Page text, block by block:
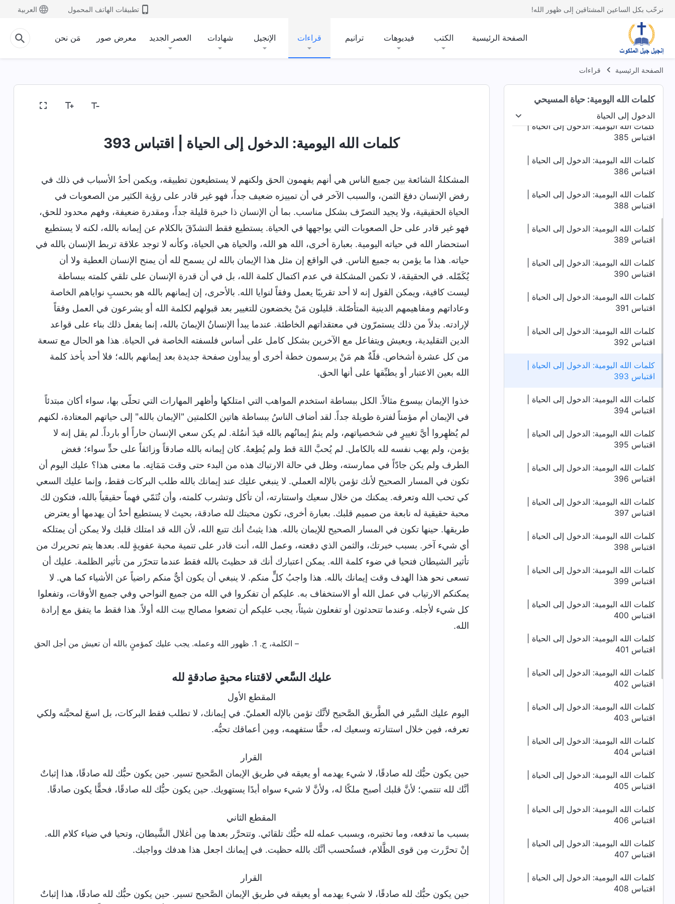
نرحّب بكل الساعين المشتاقين إلى ظهور الله! تطبيقات الهاتف المحمول العربية
الصفحة الرئيسية الكتب فيديوهات ترانيم قراءات الإنجيل شهادات العصر الجديد معرض صور مَن نحن
الصفحة الرئيسية قراءات
كلمات الله اليومية: حياة المسيحي
الدخول إلى الحياة
البشرية الدخول إلى الحياة الغايات والعواقب
كلمات الله اليومية: الدخول إلى الحياة |
اقتباس 382
اقتباس 383
اقتباس 384
كلمات الله اليومية: الدخول إلى الحياة |
اقتباس 385
كلمات الله اليومية: الدخول إلى الحياة |
اقتباس 386
كلمات الله اليومية: الدخول إلى الحياة |
اقتباس 388
كلمات الله اليومية: الدخول إلى الحياة |
اقتباس 389
كلمات الله اليومية: الدخول إلى الحياة |
اقتباس 390
كلمات الله اليومية: الدخول إلى الحياة |
اقتباس 391
كلمات الله اليومية: الدخول إلى الحياة |
اقتباس 392
كلمات الله اليومية: الدخول إلى الحياة |
اقتباس 393
كلمات الله اليومية: الدخول إلى الحياة |
اقتباس 394
كلمات الله اليومية: الدخول إلى الحياة |
اقتباس 395
كلمات الله اليومية: الدخول إلى الحياة |
اقتباس 396
كلمات الله اليومية: الدخول إلى الحياة |
اقتباس 397
كلمات الله اليومية: الدخول إلى الحياة |
اقتباس 398
كلمات الله اليومية: الدخول إلى الحياة |
اقتباس 399
كلمات الله اليومية: الدخول إلى الحياة |
اقتباس 400
كلمات الله اليومية: الدخول إلى الحياة |
اقتباس 401
كلمات الله اليومية: الدخول إلى الحياة |
اقتباس 402
كلمات الله اليومية: الدخول إلى الحياة |
اقتباس 403
كلمات الله اليومية: الدخول إلى الحياة |
اقتباس 404
كلمات الله اليومية: الدخول إلى الحياة |
اقتباس 405
كلمات الله اليومية: الدخول إلى الحياة |
اقتباس 406
كلمات الله اليومية: الدخول إلى الحياة |
اقتباس 407
كلمات الله اليومية: الدخول إلى الحياة |
اقتباس 408
كلمات الله اليومية: الدخول إلى الحياة | اقتباس 393
المشكلةُ الشائعة بين جميع الناس هي أنهم يفهمون الحق ولكنهم لا يستطيعون تطبيقه، ويكمن أحدُ الأسباب في ذلك في
رفض الإنسان دفعَ الثمن، والسبب الآخر في أن تمييزه ضعيف جداً، فهو غير قادر على رؤية الكثير من الصعوبات في
الحياة الحقيقية، ولا يجيد التصرّف بشكل مناسب. بما أن الإنسان ذا خبرة قليلة جداً، ومقدرة ضعيفة، وفهم محدود للحق،
فهو غير قادر على حل الصعوبات التي يواجهها في الحياة. يستطيع فقط التشدّقَ بالكلام عن إيمانه بالله، لكنه لا يستطيع
استحضار الله في حياته اليومية. بعبارة أخرى، الله هو الله، والحياة هي الحياة، وكأنه لا توجد علاقة تربط الإنسان بالله في
حياته. هذا ما يؤمن به جميع الناس. في الواقع إن مثل هذا الإيمان بالله لن يسمح لله أن يمنح الإنسان العطية ولا أن
يُكَمّله. في الحقيقة، لا تكمن المشكلة في عدم اكتمال كلمة الله، بل في أن قدرة الإنسان على تلقي كلمته ببساطة
ليست كافية، ويمكن القول إنه لا أحد تقريبًا يعمل وفقاً لنوايا الله. بالأحرى، إن إيمانهم بالله هو بحسبِ نواياهم الخاصة
وعاداتهم ومفاهيمهم الدينية المتأصّلة. قليلون مَنْ يخضعون للتغيير بعد قبولهم لكلمة الله أو يشرعون في العمل وفقاً
لإرادته. بدلاً من ذلك يستمرّون في معتقداتهم الخاطئة. عندما يبدأ الإنسانُ الإيمانَ بالله، إنما يفعل ذلك بناء على قواعد
الدين التقليدية، ويعيش ويتفاعل مع الآخرين بشكل كامل على أساس فلسفته الخاصة في الحياة. هذا هو الحال مع تسعة
من كل عشرة أشخاص. قلّةٌ هم مَنْ يرسمون خطة أخرى أو يبدأون صفحة جديدة بعد إيمانهم بالله؛ فلا أحد يأخذ كلمة
الله بعين الاعتبار أو يطبِّقها على أنها الحق.
خذوا الإيمان بيسوع مثالاً. الكل ببساطة استخدم المواهب التي امتلكها وأظهر المهارات التي تحلّى بها، سواء أكان مبتدئاً
في الإيمان أم مؤمناً لفترة طويلة جداً. لقد أضاف الناسُ ببساطة هاتين الكلمتين "الإيمان بالله" إلى حياتهم المعتادة، لكنهم
لم يُظهِروا أيَّ تغييرٍ في شخصياتهم، ولم ينمُ إيمانُهم بالله قيدَ أنمُلة. لم يكن سعي الإنسان حاراً أو بارداً. لم يقل إنه لا
يؤمن، ولم يهب نفسه لله بالكامل. لم يُحبَّ اللهَ قط ولم يُطِعهُ. كان إيمانه بالله صادقاً وزائفاً على حدٍّ سواء؛ فغض
الطرف ولم يكن جادّاً في ممارسته، وظل في حالة الارتباك هذه من البدء حتى وقت مَمَاتِه. ما معنى هذا؟ عليك اليوم أن
تكون في المسار الصحيح لأنك تؤمن بالإله العملي. لا ينبغي عليك عند إيمانك بالله طلب البركات فقط، وإنما عليك السعي
كي تحب الله وتعرفه. يمكنك من خلال سعيك واستنارته، أن تأكل وتشرب كلمته، وأن تُنَمّي فهماً حقيقياً بالله، فتكون لك
محبة حقيقية له نابعة من صميم قلبك. بعبارة أخرى، تكون محبتك لله صادقة، بحيث لا يستطيع أحدٌ أن يهدمها أو يعترض
طريقها. حينها تكون في المسار الصحيح للإيمان بالله. هذا يثبتُ أنك تتبع الله، لأن الله قد امتلك قلبك ولا يمكن أن يمتلكه
أي شيء آخر. بسبب خبرتك، والثمن الذي دفعته، وعمل الله، أنت قادر على تنمية محبة عفويةٍ لله. بعدها يتم تحريرك من
تأثير الشيطان فتحيا في ضوء كلمة الله. يمكن اعتبارك أنك قد حظيتَ بالله فقط عندما تتحرّر من تأثير الظلمة. عليك أن
تسعى نحو هذا الهدف وقت إيمانك بالله. هذا واجبُ كلٍّ منكم. لا ينبغي أن يكون أيٌّ منكم راضياً عن الأشياء كما هي. لا
يمكنكم الارتياب في عمل الله أو الاستخفاف به. عليكم أن تفكروا في الله من جميع النواحي وفي جميع الأوقات، وتفعلوا
كل شيء لأجله. وعندما تتحدثون أو تفعلون شيئاً، يجب عليكم أن تضعوا مصالح بيت الله أولاً. هذا فقط ما يتفق مع إرادة
الله.
– الكلمة، ج. 1. ظهور الله وعمله. يجب عليك كمؤمنٍ بالله أن تعيش من أجل الحق
عليك السَّعي لاقتناء محبةٍ صادقةٍ لله
المقطع الأول
اليوم عليك السَّير في الطَّريق الصَّحيح لأتَّك تؤمن بالإله العمليّ. في إيمانك، لا تطلب فقط البركات، بل اسعَ لمحبَّته ولكي
تعرفه، فمِن خلال استنارته وسعيك له، حقًّا ستفهمه، ومِن أعماقك تحبُّه.
القرار
حين يكون حبُّك لله صادقًا، لا شيء يهدمه أو يعيقه في طريق الإيمان الصَّحيح تسير. حين يكون حبُّك لله صادقًا، هذا إثباتٌ
أنَّك لله تنتمي؛ لأنَّ قلبك أصبح ملكًا له، ولأنَّ لا شيء سواه أبدًا يستهويك. حين يكون حبُّك لله صادقًا، فحقًّا يكون صادقًا.
المقطع الثاني
بسبب ما تدفعه، وما تختبره، وبسبب عمله لله حبُّك تلقائي. وتتحرَّر بعدها مِن أغلال الشَّيطان، وتحيا في ضياء كلام الله.
إنْ تحرَّرت مِن قوى الظَّلام، فستُحسب أنَّك بالله حظيت. في إيمانك اجعل هذا هدفك وواجبك.
القرار
حين يكون حبُّك لله صادقًا، لا شيء يهدمه أو يعيقه في طريق الإيمان الصَّحيح تسير. حين يكون حبُّك لله صادقًا، هذا إثباتٌ